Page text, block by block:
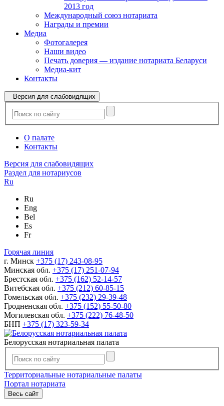
2013 год
Международный союз нотариата
Награды и премии
Медиа
Фотогалерея
Наши видео
Печать доверия — издание нотариата Беларуси
Медиа-кит
Контакты
Версия для слабовидящих
О палате
Контакты
Версия для слабовидящих
Раздел для нотариусов
Ru
Ru
Eng
Bel
Es
Fr
Горячая линия
г. Минск +375 (17) 243-08-95
Минская обл. +375 (17) 251-07-94
Брестская обл. +375 (162) 52-14-57
Витебская обл. +375 (212) 60-85-15
Гомельская обл. +375 (232) 29-39-48
Гродненская обл. +375 (152) 55-50-80
Могилевская обл. +375 (222) 76-48-50
БНП +375 (17) 323-59-34
Белорусская нотариальная палата
Территориальные нотариальные палаты
Портал нотариата
Весь сайт